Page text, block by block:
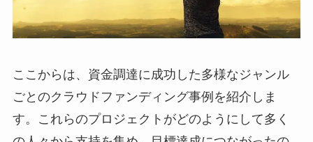
ここからは、資金調達に成功した多様なジャンル
ごとのクラウドファンディング事例を紹介しま
す。これらのプロジェクトがどのようにして多く